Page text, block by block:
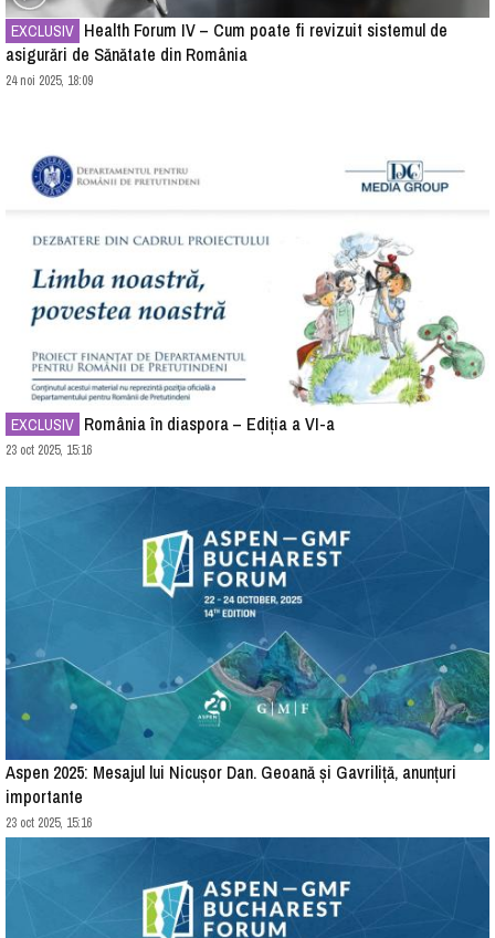
EXCLUSIV
asigurări de Sănătate din România
24 noi 2025, 18:09
EXCLUSIV România în diaspora – Ediția a VI-a
23 oct 2025, 15:16
Aspen 2025: Mesajul lui Nicușor Dan. Geoană și Gavriliță, anunțuri
importante
23 oct 2025, 15:16